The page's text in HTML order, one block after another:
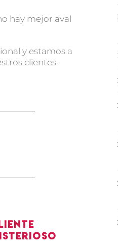
hay mejor aval
y estamos a
clientes.